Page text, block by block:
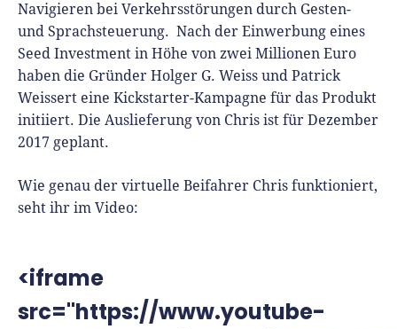
Navigieren bei Verkehrsstörungen durch Gesten-
und Sprachsteuerung. Nach der Einwerbung eines
Seed Investment in Höhe von zwei Millionen Euro
haben die Gründer Holger G. Weiss und Patrick
Weissert eine Kickstarter-Kampagne für das Produkt
initiiert. Die Auslieferung von Chris ist für Dezember
2017 geplant.
Wie genau der virtuelle Beifahrer Chris funktioniert,
seht ihr im Video:
<iframe
src="https://www.youtube-